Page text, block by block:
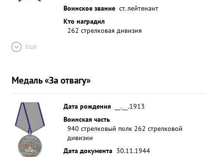
Воинское звание ст. лейтенант
Кто наградил
262 стрелковая дивизия
Ещё
Медаль «За отвагу»
Дата рождения
__.__.1913
Воинская часть
940 стрелковый полк 262 стрелковой
дивизии
Дата документа 30.11.1944